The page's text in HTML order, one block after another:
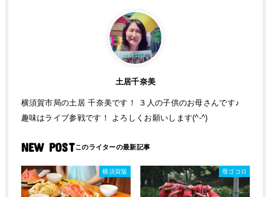
土居千奈美
横須賀市局の土居 千奈美です！ ３人の子供のお母さんです♪
趣味はライブ参戦です！ よろしくお願いします(^-^)
NEW POST
横須賀版 母ゴコロ